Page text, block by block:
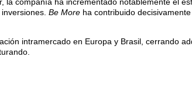
Be More ha contribuido
intramercado en Europa y Brasil, cerrando